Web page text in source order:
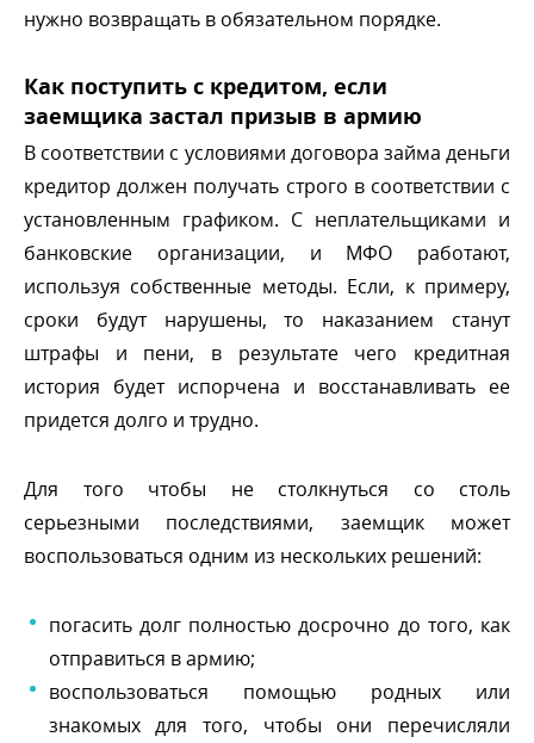
нужно возвращать в обязательном порядке.
Как поступить с кредитом, если
заемщика застал призыв в армию
соответствии с условиями договора займа деньги
кредитор должен получать строго в соответствии с
установленным графиком. С неплательщиками и
анковские организации, и МФО работают,
используя собственные методы. Если, к примеру,
сроки будут нарушены, то наказанием станут
штрафы и пени, в результате чего кредитная
история будет испорчена и восстанавливать ее
придется долго и трудно.
Для того чтобы не столкнуться со столь
серьезными последствиями, заемщик может
оспользоваться одним из нескольких решений:
погасить долг полностью досрочно до того, как
отправиться в армию;
оспользоваться помощью родных или
знакомых для того, чтобы они перечисляли